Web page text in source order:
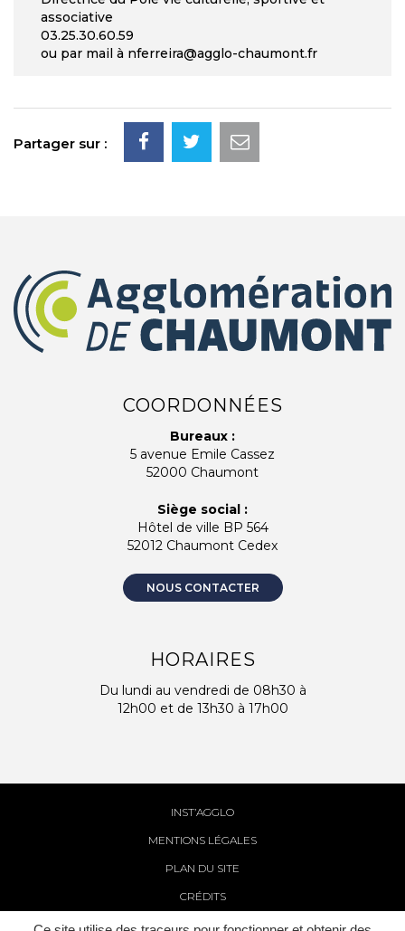
associative
03.25.30.60.59
ou par mail à nferreira@agglo-chaumont.fr
Partager sur :
COORDONNÉES
Bureaux :
5 avenue Emile Cassez
52000 Chaumont
Siège social :
Hôtel de ville BP 564
52012 Chaumont Cedex
NOUS CONTACTER
HORAIRES
Du lundi au vendredi de 08h30 à
12h00 et de 13h30 à 17h00
INST’AGGLO
MENTIONS LÉGALES
PLAN DU SITE
CRÉDITS